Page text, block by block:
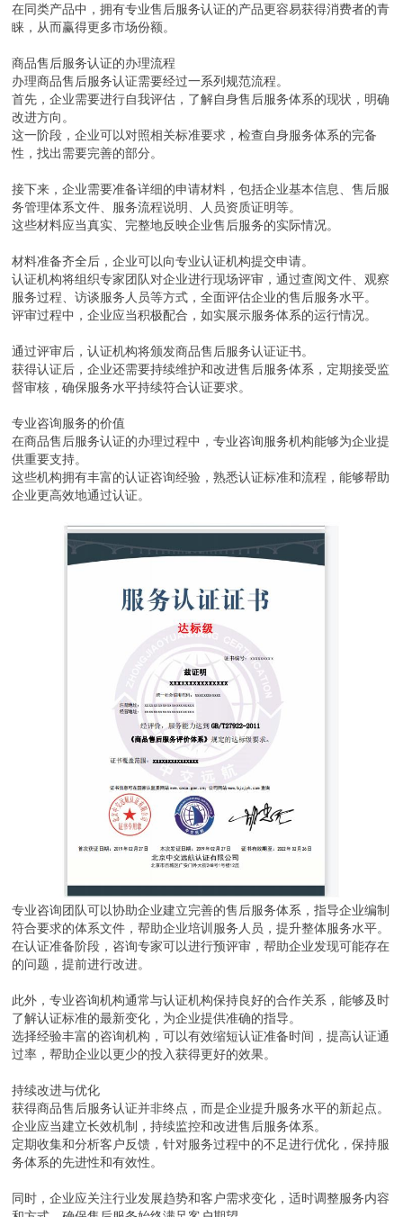
在同类产品中，拥有专业售后服务认证的产品更容易获得消费者的青
睐，从而赢得更多市场份额。
商品售后服务认证的办理流程
办理商品售后服务认证需要经过一系列规范流程。
首先，企业需要进行自我评估，了解自身售后服务体系的现状，明确
改进方向。
这一阶段，企业可以对照相关标准要求，检查自身服务体系的完备
性，找出需要完善的部分。
接下来，企业需要准备详细的申请材料，包括企业基本信息、售后服
务管理体系文件、服务流程说明、人员资质证明等。
这些材料应当真实、完整地反映企业售后服务的实际情况。
材料准备齐全后，企业可以向专业认证机构提交申请。
认证机构将组织专家团队对企业进行现场评审，通过查阅文件、观察
服务过程、访谈服务人员等方式，全面评估企业的售后服务水平。
评审过程中，企业应当积极配合，如实展示服务体系的运行情况。
通过评审后，认证机构将颁发商品售后服务认证证书。
获得认证后，企业还需要持续维护和改进售后服务体系，定期接受监
督审核，确保服务水平持续符合认证要求。
专业咨询服务的价值
在商品售后服务认证的办理过程中，专业咨询服务机构能够为企业提
供重要支持。
这些机构拥有丰富的认证咨询经验，熟悉认证标准和流程，能够帮助
企业更高效地通过认证。
专业咨询团队可以协助企业建立完善的售后服务体系，指导企业编制
符合要求的体系文件，帮助企业培训服务人员，提升整体服务水平。
在认证准备阶段，咨询专家可以进行预评审，帮助企业发现可能存在
的问题，提前进行改进。
此外，专业咨询机构通常与认证机构保持良好的合作关系，能够及时
了解认证标准的最新变化，为企业提供准确的指导。
选择经验丰富的咨询机构，可以有效缩短认证准备时间，提高认证通
过率，帮助企业以更少的投入获得更好的效果。
持续改进与优化
获得商品售后服务认证并非终点，而是企业提升服务水平的新起点。
企业应当建立长效机制，持续监控和改进售后服务体系。
定期收集和分析客户反馈，针对服务过程中的不足进行优化，保持服
务体系的先进性和有效性。
同时，企业应关注行业发展趋势和客户需求变化，适时调整服务内容